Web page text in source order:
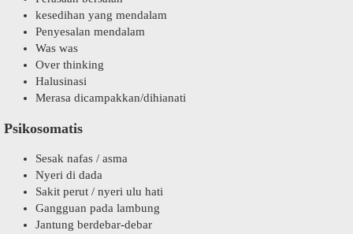
kesedihan yang mendalam
Penyesalan mendalam
Was was
Over thinking
Halusinasi
Merasa dicampakkan/dihianati
Psikosomatis
Sesak nafas / asma
Nyeri di dada
Sakit perut / nyeri ulu hati
Gangguan pada lambung
Jantung berdebar-debar